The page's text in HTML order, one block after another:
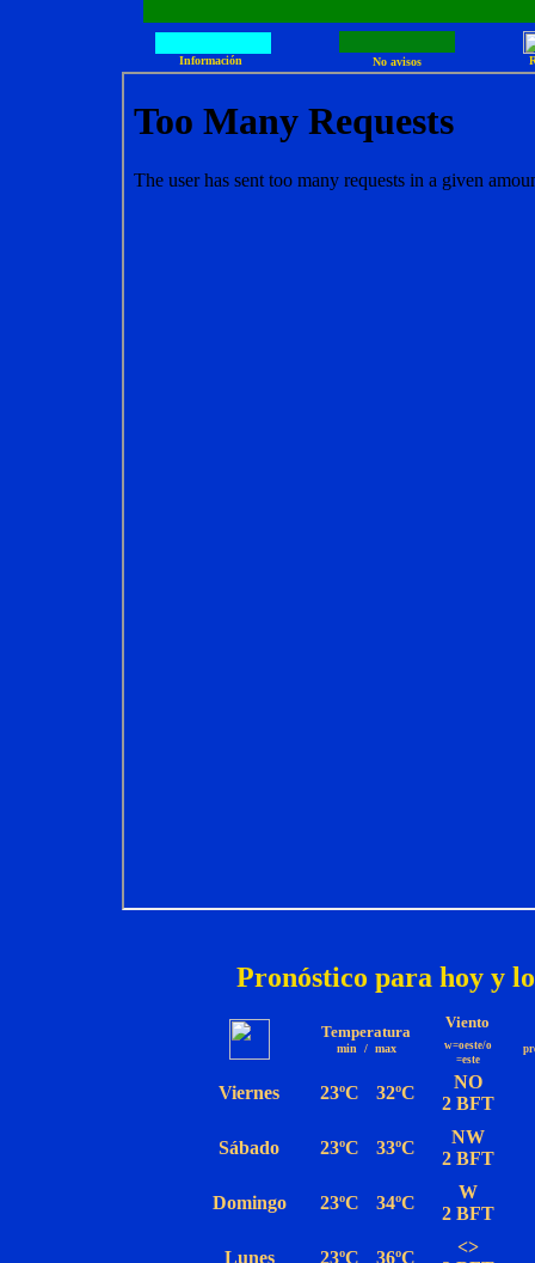
Información No avisos
Pronóstico para hoy y
Temperatura
min / max
Viento
w=oeste/o
=este
Viernes 23ºC 32ºC
NO
2 BFT
Sábado 23ºC 33ºC
NW
2 BFT
Domingo 23ºC 34ºC
W
2 BFT
Lunes 23ºC 36ºC
<>